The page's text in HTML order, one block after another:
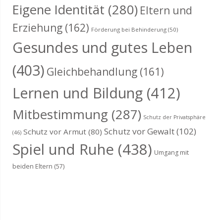
Eigene Identität (280) Eltern und
Erziehung (162) Förderung bei Behinderung (50)
Gesundes und gutes Leben
(403) Gleichbehandlung (161)
Lernen und Bildung (412)
Mitbestimmung (287) Schutz der Privatsphäre
(46) Schutz vor Armut (80) Schutz vor Gewalt(102)
Spiel und Ruhe (438) Umgang mit
beiden Eltern (57)